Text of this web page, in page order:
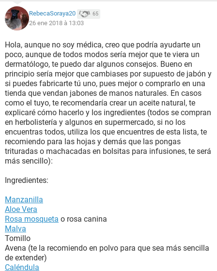
RebecaSoraya20 65
26 ene 2018 à 13:03
Hola, aunque no soy médica, creo que podría ayudarte un
poco, aunque de todos modos sería mejor que te viera un
dermatólogo, te puedo dar algunos consejos. Bueno en
principio sería mejor que cambiases por supuesto de jabón y
si puedes fabricarte tú uno, pues mejor o comprarlo en una
tienda que vendan jabones de manos naturales. En casos
como el tuyo, te recomendaría crear un aceite natural, te
explicaré cómo hacerlo y los ingredientes (todos se compran
en herbolistería y algunos en supermercado, si no los
encuentras todos, utiliza los que encuentres de esta lista, te
recomiendo para las hojas y demás que las pongas
trituradas o machacadas en bolsitas para infusiones, te será
más sencillo):
Ingredientes:
Manzanilla
Aloe Vera
Rosa mosqueta o rosa canina
Malva
Tomillo
Avena (te la recomiendo en polvo para que sea más sencilla
de extender)
Caléndula